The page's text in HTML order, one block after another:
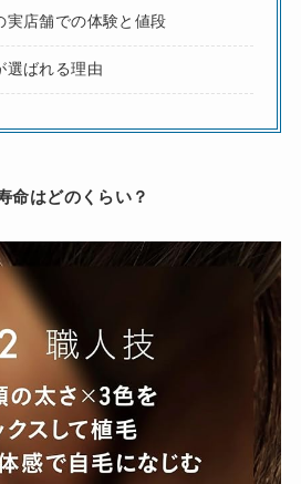
実店舗での体験と値段
選ばれる理由
命はどのくらい？